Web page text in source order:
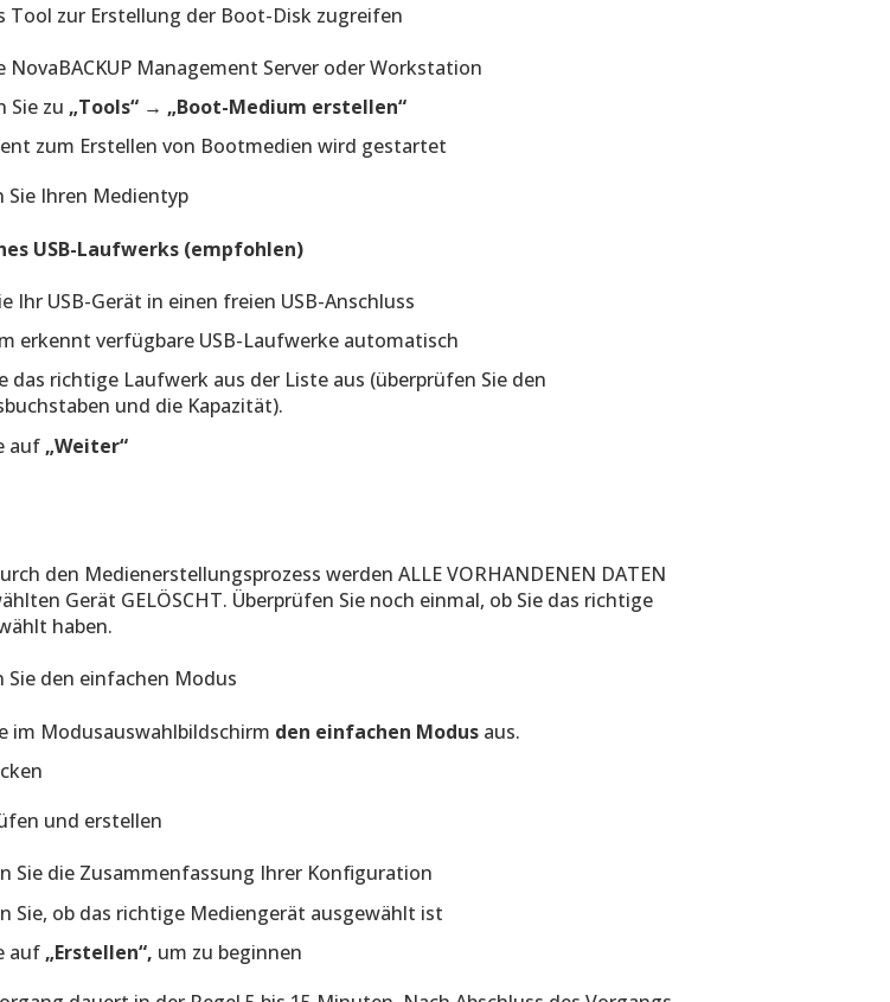
Tool zur Erstellung der Boot-Disk zugreifen
NovaBACKUP Management Server oder Workstation
Sie zu „Tools“ → „Boot-Medium erstellen“
zum Erstellen von Bootmedien wird gestartet
Sie Ihren Medientyp
USB-Laufwerks (empfohlen)
Ihr USB-Gerät in einen freien USB-Anschluss
erkennt verfügbare USB-Laufwerke automatisch
das richtige Laufwerk aus der Liste aus (überprüfen Sie den
und die Kapazität).
auf „Weiter“
den Medienerstellungsprozess werden ALLE VORHANDENEN DATEN
Gerät GELÖSCHT. Überprüfen Sie noch einmal, ob Sie das richtige
haben.
Sie den einfachen Modus
im Modusauswahlbildschirm den einfachen Modus aus.
und erstellen
Sie die Zusammenfassung Ihrer Konfiguration
Sie, ob das richtige Mediengerät ausgewählt ist
auf „Erstellen“, um zu beginnen